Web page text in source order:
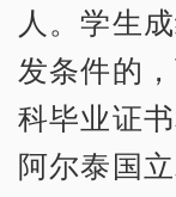
人。学生
发条件的
科毕业证
阿尔泰国